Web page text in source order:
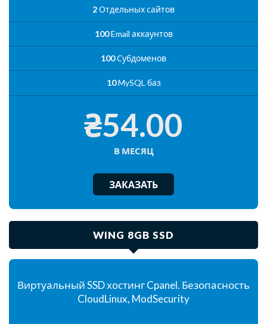
2Отдельных сайтов
100Email аккаунтов
100Субдоменов
10MySQL баз
₴54.00
В МЕСЯЦ
ЗАКАЗАТЬ
WING 8GB SSD
Виртуальный SSD хостинг Cpanel. Безопасность
CloudLinux, ModSecurity